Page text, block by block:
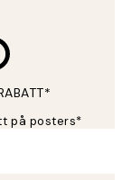
på posters*